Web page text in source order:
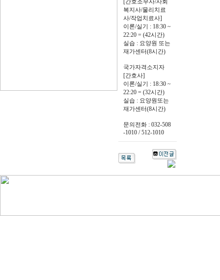
[간호조무사/사회
복지사/물리치료
사/작업치료사]
이론/실기 : 18:30 ~
22:20 = (42시간)
실습 : 요양원 또는
재가센터(8시간)
국가자격소지자
[간호사]
이론/실기 : 18:30 ~
22:20 = (32시간)
실습 : 요양원또는
재가센터(8시간)
문의전화 : 032-508
-1010 / 512-1010